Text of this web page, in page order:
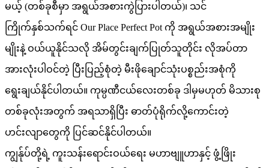
မယ့် (တစ်ခုစီမှာ အရွယ်အစားကွဲပြားပါတယ်)၊ သင်
ကြိုက်နှစ်သက်ရင် Our Place Perfect Pot ကို အရွယ်အစားအမျိုး
မျိုးနဲ့ ဝယ်ယူနိုင်သလို အိမ်တွင်းချက်ပြုတ်သူတိုင်း လိုအပ်တာ
အားလုံးပါဝင်တဲ့ ပြီးပြည့်စုံတဲ့ မီးဖိုချောင်သုံးပစ္စည်းအစုံကို
ရွေးချယ်နိုင်ပါတယ်။ ကုမ္ပဏီငယ်လေးတစ်ခု ဒါမှမဟုတ် မိသားစု
တစ်ခုလုံးအတွက် အရသာရှိပြီး ဓာတ်ပုံရိုက်လို့ကောင်းတဲ့
ဟင်းလျာတွေကို ပြင်ဆင်နိုင်ပါတယ်။
ကျွန်ုပ်တို့ရဲ့ ကူးသန်းရောင်းဝယ်ရေး မဟာဗျူဟာနှင့် ဖွံ့ဖြိုး